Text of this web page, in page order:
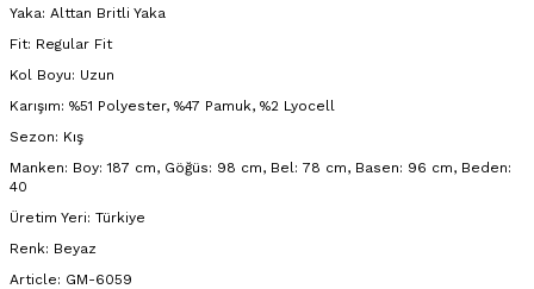
Yaka: Alttan Britli Yaka
Fit: Regular Fit
Kol Boyu: Uzun
Karışım: %51 Polyester, %47 Pamuk, %2 Lyocell
Sezon: Kış
Manken: Boy: 187 cm, Göğüs: 98 cm, Bel: 78 cm, Basen: 96 cm, Beden:
40
Üretim Yeri: Türkiye
Renk: Beyaz
Article: GM-6059